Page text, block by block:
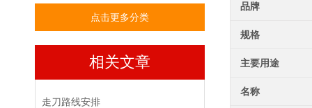
点击更多分类
相关文章
走刀路线安排
品牌
规格
主要用途
名称